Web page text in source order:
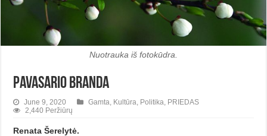
Nuotrauka iš fotokūdra.
PAVASARIO BRANDA
June 9, 2020 Gamta Kultūra Politika PRIEDAS
2,440 Peržiūrų
Renata Šerelytė.